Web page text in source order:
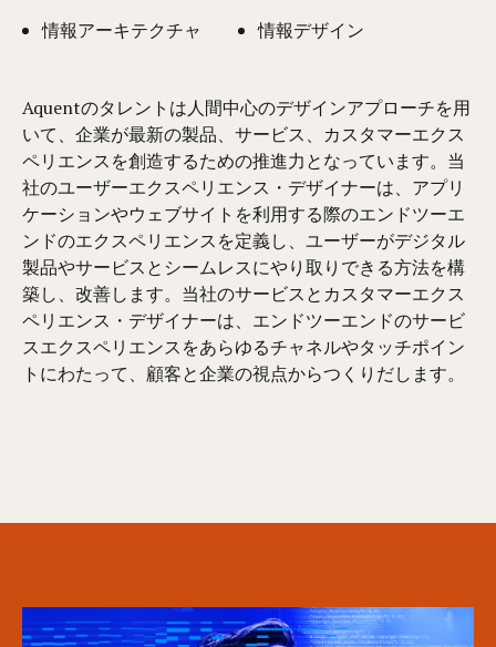
情報アーキテクチャ
情報デザイン
Aquentのタレントは人間中心のデザインアプローチを用
いて、企業が最新の製品、サービス、カスタマーエクス
ペリエンスを創造するための推進力となっています。当
社のユーザーエクスペリエンス・デザイナーは、アプリ
ケーションやウェブサイトを利用する際のエンドツーエ
ンドのエクスペリエンスを定義し、ユーザーがデジタル
製品やサービスとシームレスにやり取りできる方法を構
築し、改善します。当社のサービスとカスタマーエクス
ペリエンス・デザイナーは、エンドツーエンドのサービ
スエクスペリエンスをあらゆるチャネルやタッチポイン
トにわたって、顧客と企業の視点からつくりだします。